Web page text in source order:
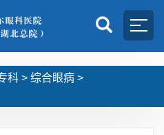
科 > 综合眼病 >